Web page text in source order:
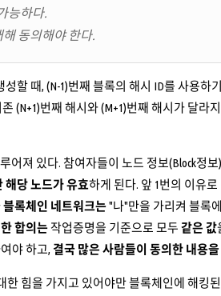
능하다.
해 동의해야 한다.
할 때, (N-1)번째 블록의 해시 ID를 사용
(N+1)번째 해시와 (M+1)번째 해시가 달
어져 있다. 참여자들이 노드 정보(Block정
해당 노드가 유효하게 된다. 앞 1번의 이유
블록체인 네트워크는"나"만을 가리켜 블록
합의는 작업증명을 기준으로 모두 같은 값
야 하고, 결국 많은 사람들이 동의한 내용
한 힘을 가지고 있어야만 블록체인에 해킹